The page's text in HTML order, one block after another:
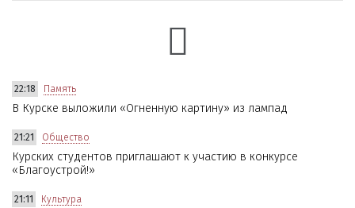
22:18 Память
В Курске выложили «Огненную картину» из лампад
21:21 Общество
Курских студентов приглашают к участию в конкурсе
«Благоустрой!»
21:11 Культура